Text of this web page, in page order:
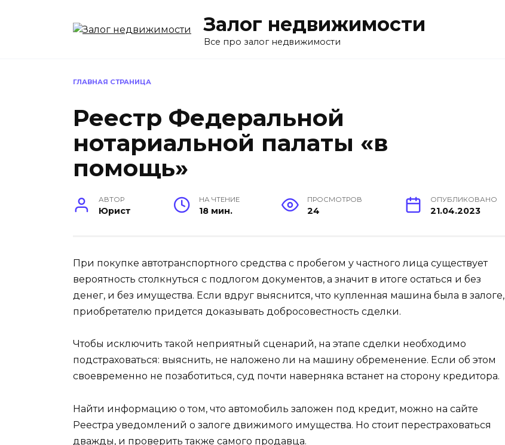
Залог недвижимости
Все про залог недвижимости
ГЛАВНАЯ СТРАНИЦА
Реестр Федеральной
нотариальной палаты «в
помощь»
АВТОР
Юрист
НА ЧТЕНИЕ
18 мин.
ПРОСМОТРОВ
24
ОПУБЛИКОВАНО
21.04.2023
При покупке автотранспортного средства с пробегом у частного лица существует
вероятность столкнуться с подлогом документов, а значит в итоге остаться и без
денег, и без имущества. Если вдруг выяснится, что купленная машина была в залоге,
приобретателю придется доказывать добросовестность сделки.
Чтобы исключить такой неприятный сценарий, на этапе сделки необходимо
подстраховаться: выяснить, не наложено ли на машину обременение. Если об этом
своевременно не позаботиться, суд почти наверняка встанет на сторону кредитора.
Найти информацию о том, что автомобиль заложен под кредит, можно на сайте
Реестра уведомлений о залоге движимого имущества. Но стоит перестраховаться
дважды, и проверить также самого продавца.